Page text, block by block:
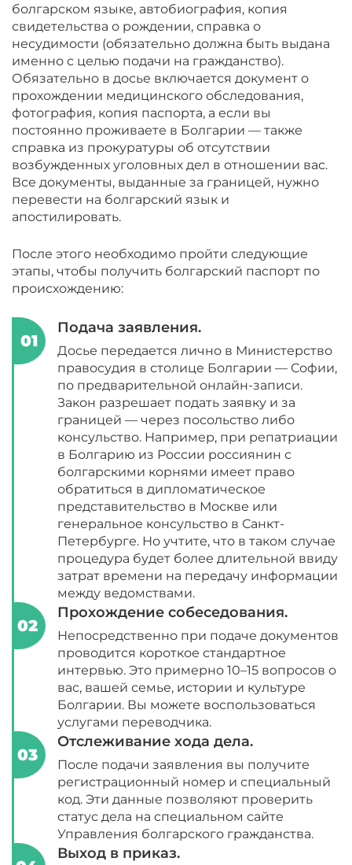
болгарском языке, автобиография, копия
свидетельства о рождении, справка о
несудимости (обязательно должна быть выдана
именно с целью подачи на гражданство).
Обязательно в досье включается документ о
прохождении медицинского обследования,
фотография, копия паспорта, а если вы
постоянно проживаете в Болгарии — также
справка из прокуратуры об отсутствии
возбужденных уголовных дел в отношении вас.
Все документы, выданные за границей, нужно
перевести на болгарский язык и
апостилировать.
После этого необходимо пройти следующие
этапы, чтобы получить болгарский паспорт по
происхождению:
Подача заявления.
Досье передается лично в Министерство
правосудия в столице Болгарии — Софии,
по предварительной онлайн-записи.
Закон разрешает подать заявку и за
границей — через посольство либо
консульство. Например, при репатриации
в Болгарию из России россиянин с
болгарскими корнями имеет право
обратиться в дипломатическое
представительство в Москве или
генеральное консульство в Санкт-
Петербурге. Но учтите, что в таком случае
процедура будет более длительной ввиду
затрат времени на передачу информации
между ведомствами.
Прохождение собеседования.
Непосредственно при подаче документов
проводится короткое стандартное
интервью. Это примерно 10–15 вопросов о
вас, вашей семье, истории и культуре
Болгарии. Вы можете воспользоваться
услугами переводчика.
Отслеживание хода дела.
После подачи заявления вы получите
регистрационный номер и специальный
код. Эти данные позволяют проверить
статус дела на специальном сайте
Управления болгарского гражданства.
Выход в приказ.